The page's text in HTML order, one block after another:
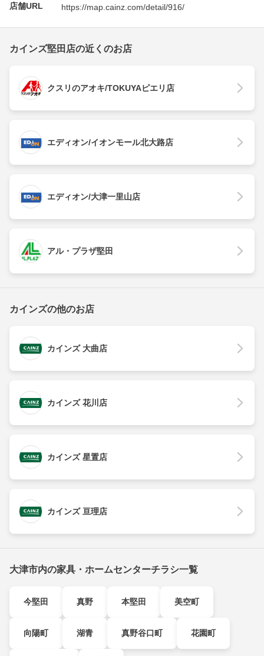
店舗URL https://map.cainz.com/detail/916/
カインズ堅田店の近くのお店
クスリのアオキ/TOKUYAピエリ店
エディオン/イオンモール北大路店
エディオン/大津一里山店
アル・プラザ堅田
カインズの他のお店
カインズ 大曲店
カインズ 花川店
カインズ 星置店
カインズ 亘理店
大津市内の家具・ホームセンターチラシ一覧
今堅田 真野 本堅田 美空町
向陽町 湖青 真野谷口町 花園町